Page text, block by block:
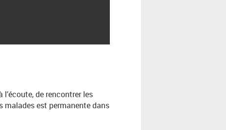
l’écoute, de rencontrer les
malades est permanente dans